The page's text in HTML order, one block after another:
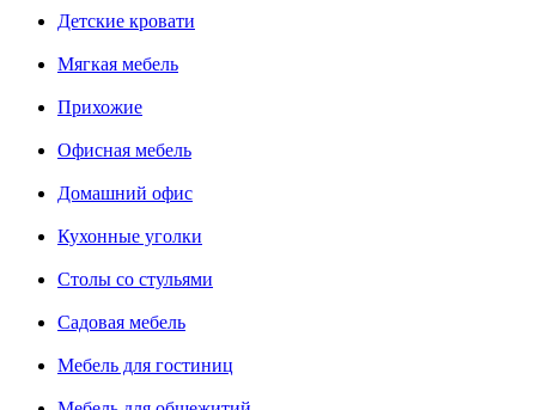
Детские кровати
Мягкая мебель
Прихожие
Офисная мебель
Домашний офис
Кухонные уголки
Столы со стульями
Садовая мебель
Мебель для гостиниц